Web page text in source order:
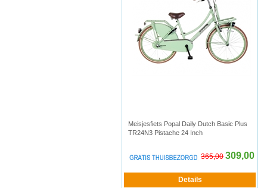
Meisjesfiets Popal Daily Dutch Basic Plus
TR24N3 Pistache 24 Inch
365,00 309,00